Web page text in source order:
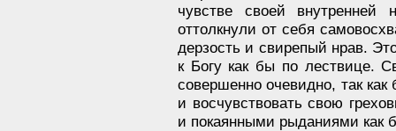
чувстве своей
оттолкнули от себя
дерзость и свирепый нрав.
к Богу как бы по лествице.
совершенно очевидно, так
и восчувствовать свою
и покаянными рыданиями как